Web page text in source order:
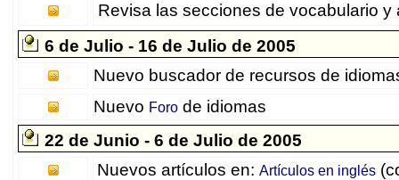
Revisa las secciones de vocabulario
6 de Julio - 16 de Julio de 2005
Nuevo buscador de recursos de
Nuevo Foro de idiomas
22 de Junio - 6 de Julio de 2005
Nuevos artículos en: Artículos en inglés